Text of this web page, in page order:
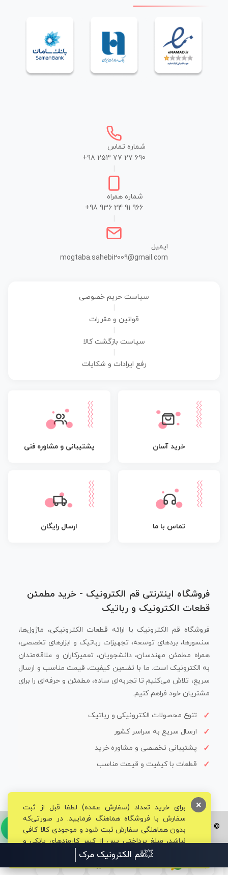
شماره تماس
+98 253 77 27 690
شماره همراه
+98 936 24 91 966
ایمیل
mogtaba.sahebi2009@gmail.com
سیاست حریم خصوصی
قوانین و مقررات
سیاست بازگشت کالا
رفع ایرادات و شکایات
خرید آسان پشتیبانی و مشاوره فنی
تماس با ما ارسال رایگان
فروشگاه اینترنتی قم الکترونیک - خرید مطمئن
قطعات الکترونیک و رباتیک
فروشگاه قم الکترونیک با ارائه قطعات الکترونیکی، ماژول‌ها،
سنسورها، بردهای توسعه، تجهیزات رباتیک و ابزارهای تخصصی،
همراه مطمئن مهندسان، دانشجویان، تعمیرکاران و علاقه‌مندان
به الکترونیک است. ما با تضمین کیفیت، قیمت مناسب و ارسال
سریع، تلاش می‌کنیم تا تجربه‌ای ساده، مطمئن و حرفه‌ای را برای
مشتریان خود فراهم کنیم.
تنوع محصولات الکترونیکی و رباتیک
ارسال سریع به سراسر کشور
پشتیبانی تخصصی و مشاوره خرید
قطعات با کیفیت و قیمت مناسب
© تمامی حقوق برای فروشگاه تخصصی قم الکترونیک محفوظ می‌باشد.
برای خرید تعداد (سفارش عمده) لطفا قبل از ثبت
سفارش با فروشگاه هماهنگ فرمایید. در صورتی‌که
بدون هماهنگی سفارش ثبت شود و موجودی کالا کافی
نباشد، مبلغ پرداختی پس از کسر کارمزدهای بانکی و
مالیاتی به حساب شما بازگشت داده خواهد شد.
×
💥قم الکترونیک مرکز تخص